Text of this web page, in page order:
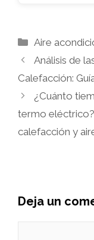
Categorías
Aire
Análisis de
Calefacción:
¿Cuánto
termo
calefacción y
Deja un